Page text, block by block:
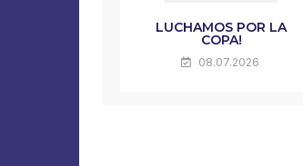
LUCHAMOS POR LA
COPA!
08.07.2026